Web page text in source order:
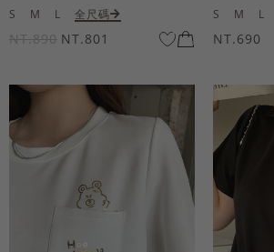
S M L 全尺碼
NT.890 NT.801
S M L
NT.690